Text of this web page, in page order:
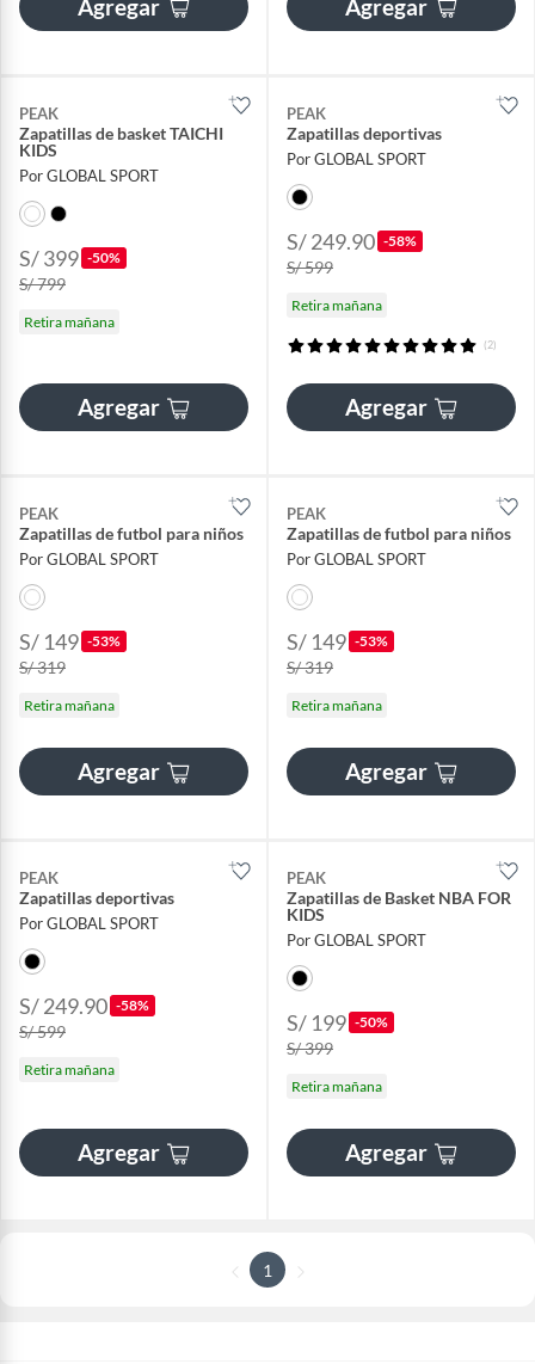
Agregar Agregar
PEAK
Zapatillas de basket TAICHI
KIDS
Por GLOBAL SPORT
S/ 399 -50%
S/ 799
Retira mañana
Agregar
PEAK
Zapatillas deportivas
Por GLOBAL SPORT
S/ 249.90 -58%
S/ 599
Retira mañana
(2)
Agregar
PEAK
Zapatillas de futbol para niños
Por GLOBAL SPORT
S/ 149 -53%
S/ 319
Retira mañana
Agregar
PEAK
Zapatillas de futbol para niños
Por GLOBAL SPORT
S/ 149 -53%
S/ 319
Retira mañana
Agregar
PEAK
Zapatillas deportivas
Por GLOBAL SPORT
S/ 249.90 -58%
S/ 599
Retira mañana
Agregar
PEAK
Zapatillas de Basket NBA FOR
KIDS
Por GLOBAL SPORT
S/ 199 -50%
S/ 399
Retira mañana
Agregar
1